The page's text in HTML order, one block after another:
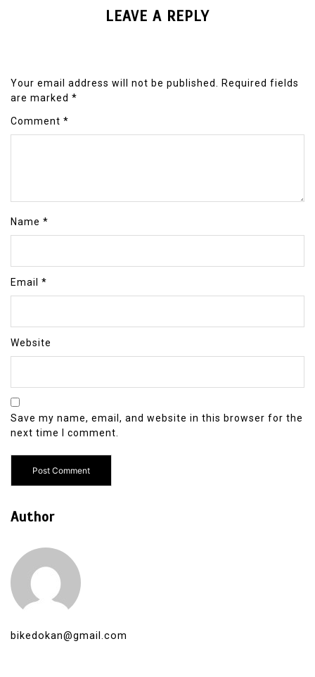
LEAVE A REPLY
Your email address will not be published.
Required fields
are marked *
Comment *
Name *
Email *
Website
Save my name, email, and website in this browser for the
next time I comment.
Author
bikedokan@gmail.com